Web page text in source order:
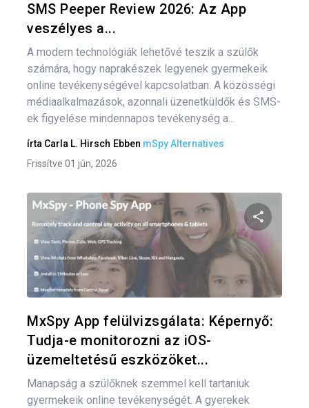
SMS Peeper Review 2026: Az App
veszélyes a...
A modern technológiák lehetővé teszik a szülők
számára, hogy naprakészek legyenek gyermekeik
online tevékenységével kapcsolatban. A közösségi
médiaalkalmazások, azonnali üzenetküldők és SMS-
ek figyelése mindennapos tevékenység a...
írta Carla L. Hirsch Ebben mSpy Alternatives
Frissítve 01 jún, 2026
Oszd
MxSpy App felülvizsgálata: Képernyő:
Tudja-e monitorozni az iOS-
üzemeltetésű eszközöket...
Manapság a szülőknek szemmel kell tartaniuk
gyermekeik online tevékenységét. A gyerekek